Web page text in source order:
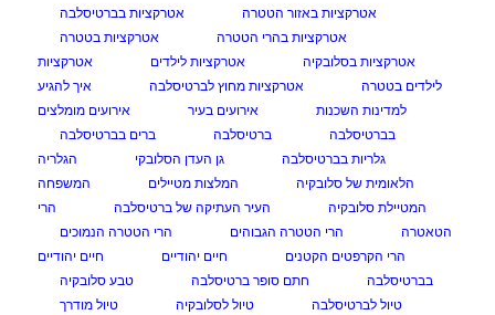
אטרקציות באזור הטטרה
אטרקציות בברטיסלבה
אטרקציות בהרי הטטרה
אטרקציות בטטרה
אטרקציות בסלובקיה
אטרקציות לילדים
אטרקציות
לילדים בטטרה
אטרקציות מחוץ לברטיסלבה
איך להגיע
למדינות השכנות
אירועים בעיר
אירועים מומלצים
בברטיסלבה
ברטיסלבה
ברים בברטיסלבה
גלריות בברטיסלבה
גן העדן הסלובקי
הגלריה
הלאומית של סלובקיה
המלצות מטיילים
המשפחה
המטיילת סלובקיה
העיר העתיקה של ברטיסלבה
הרי
הטאטרה
הרי הטטרה הגבוהים
הרי הטטרה הנמוכים
הרי הקרפטים הקטנים
חיים יהודיים
חיים יהודיים
בברטיסלבה
חתם סופר ברטיסלבה
טבע סלובקיה
טיול לברטיסלבה
טיול לסלובקיה
טיול מודרך